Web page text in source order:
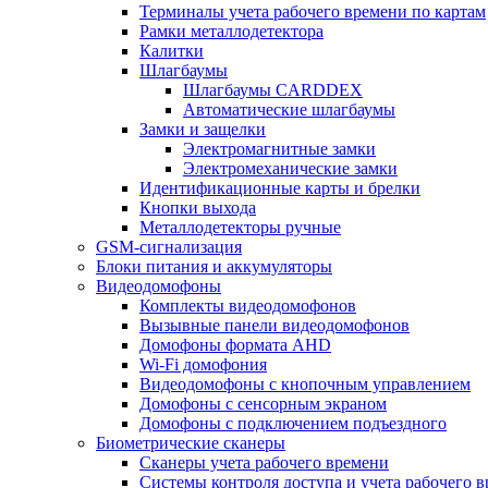
Терминалы учета рабочего времени по картам
Рамки металлодетектора
Калитки
Шлагбаумы
Шлагбаумы CARDDEX
Автоматические шлагбаумы
Замки и защелки
Электромагнитные замки
Электромеханические замки
Идентификационные карты и брелки
Кнопки выхода
Металлодетекторы ручные
GSM-сигнализация
Блоки питания и аккумуляторы
Видеодомофоны
Комплекты видеодомофонов
Вызывные панели видеодомофонов
Домофоны формата AHD
Wi-Fi домофония
Видеодомофоны с кнопочным управлением
Домофоны с сенсорным экраном
Домофоны с подключением подъездного
Биометрические сканеры
Сканеры учета рабочего времени
Системы контроля доступа и учета рабочего